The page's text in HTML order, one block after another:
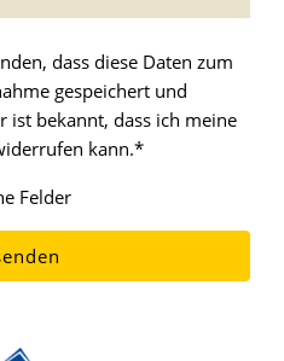
dass diese Daten zum
gespeichert und
ist bekannt, dass ich meine
kann.*
Felder